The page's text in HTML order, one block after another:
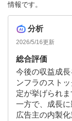
情報です。
分析
2026/5/16更新
総合評価
今後の収益成
ンフラのスト
定が挙げられま
一方で、成長に
広告主の内製